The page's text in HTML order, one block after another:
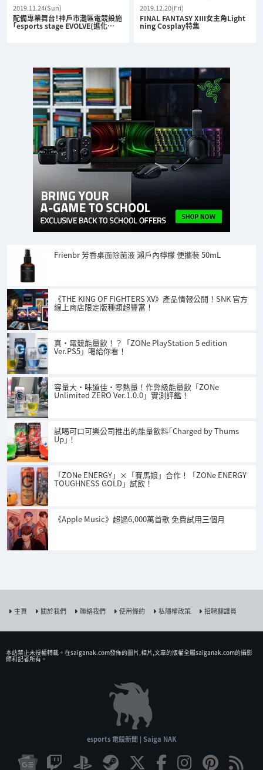
2019.11.24(Sun)
配備專業舞台！神戶市灘區電競設施
「esports stage EVOLVE(進化…
2019.12.20(Fri)
FINAL FANTASY XIII女主角Light
ning Cosplay特集
Frienbr 芳香桌面除菌液 瀨戶內檸檬 便攜裝 50mL
《THE KING OF FIGHTERS XV》產品情報公開！SNK 官方
線上商店限定版種類超豐富！
真‧電競能量飲！？「ZONe PlayStation 5 edition
Ver.PS5」喝給你看！
容量大・味道佳・零熱量！作弊級能量飲「ZONe
Unlimited ZERO Ver.1.0.0」實測評鑑！
試喝可口可樂公司推出的能量飲料｢Charged by Thums
Up｣！
「ZONe ENERGY」×「賽馬娘」合作！「ZONe ENERGY
TOUGHNESS GOLD」試飲！
《Apple Music》超過6,000萬首歌 免費試用三個月
主頁 關於我們 聯絡我們 使用條約 私隱權政策 招聘翻譯員
本站禁止未授權𨍭載。在saiganak.com發佈的圖片,相片,文章的版權全屬saiganak.com的攝影
師和記者所有。
esports 電競新聞 | Saiga NAK